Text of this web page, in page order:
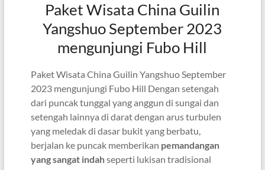
Paket Wisata China Guilin
Yangshuo September 2023
mengunjungi Fubo Hill
Paket Wisata China Guilin Yangshuo September
2023 mengunjungi Fubo Hill Dengan setengah
dari puncak tunggal yang anggun di sungai dan
setengah lainnya di darat dengan arus turbulen
yang meledak di dasar bukit yang berbatu,
berjalan ke puncak memberikan pemandangan
yang sangat indahseperti lukisan tradisional